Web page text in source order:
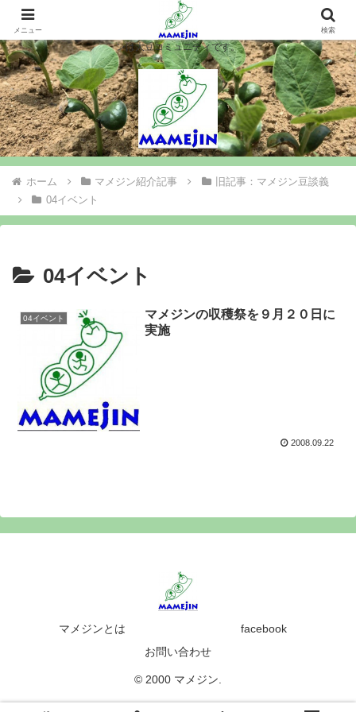
マメジンは大豆を作ります、シロウト農業を楽しみます、大豆コミュニティ＝
マメジン。大豆栽培や味噌豆腐づくりで農業と食料問題を考え行動するマメジ
ンは大豆コミュニティです。
ホーム マメジン紹介記事
旧記事：マメジン豆談義
04イベント
04イベント
04イベント
マメジンの収穫祭を９月２０日に
実施
2008.09.22
マメジンとは
facebook
お問い合わせ
© 2000 マメジン.
メニュー 検索